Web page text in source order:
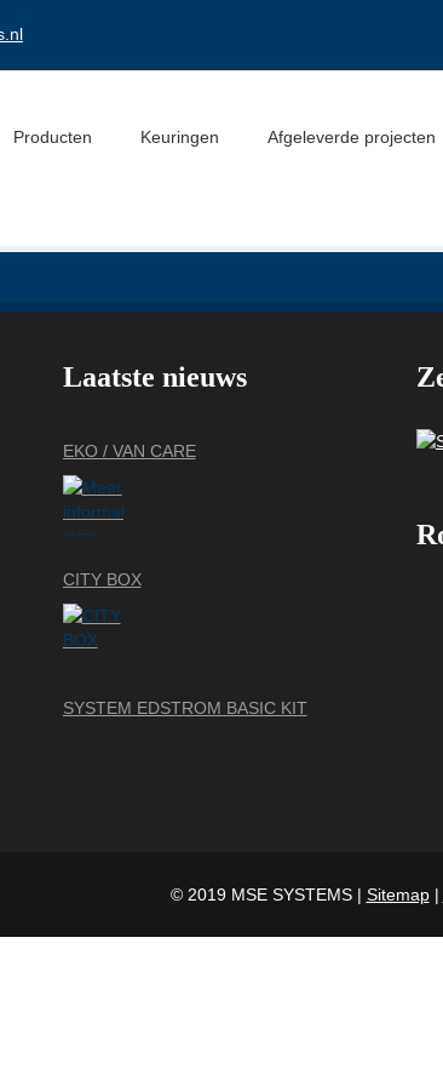
Producten Keuringen Afgeleverde projecten
Laatste nieuws
EKO / VAN CARE
CITY BOX
SYSTEM EDSTROM BASIC KIT
© 2019 MSE SYSTEMS | Sitemap|